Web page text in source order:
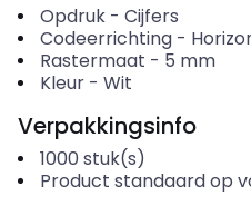
Opdruk- Cijfers
Codeerrichting-
Rastermaat - 5 mm
Kleur- Wit
Verpakkingsinfo
1000 stuk(s)
Product standaard op